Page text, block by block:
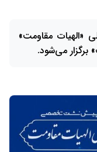
مقاومت»
برگزار می‌‌شود.